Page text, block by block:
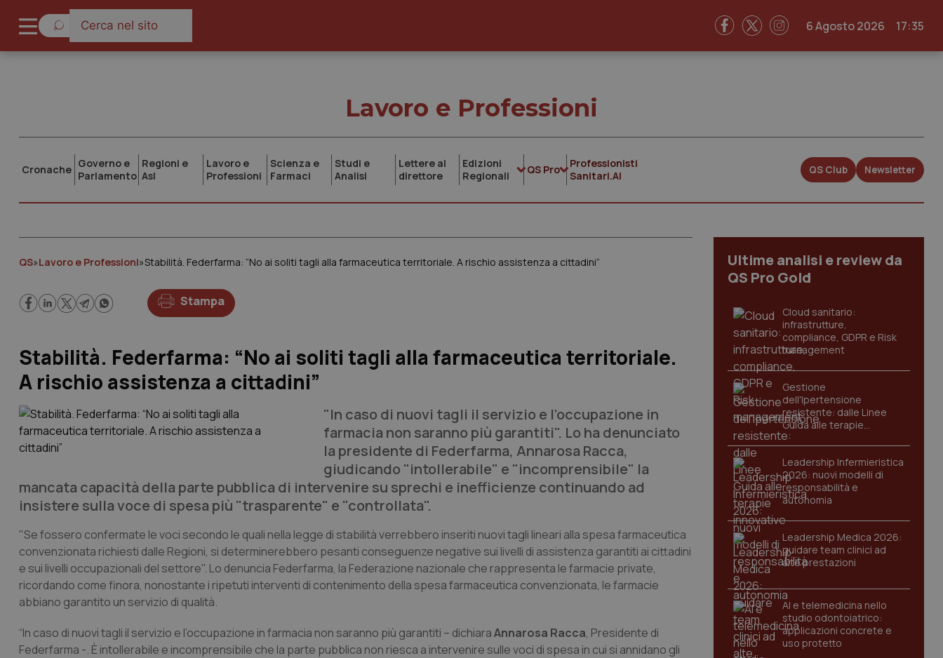
6 Agosto 2026 17:35
Lavoro e Professioni
Cronache Governo e
Parlamento
Regioni e
Asl
Lavoro e
Professioni
Scienza e
Farmaci
Studi e
Analisi
Lettere al
direttore
Edizioni
Regionali
QS Pro
Professionisti
Sanitari.AI
QS Club Newsletter
QS»Lavoro e Professioni»Stabilità. Federfarma: “No ai soliti tagli alla farmaceutica territoriale. A rischio assistenza a cittadini”
Stampa
Stabilità. Federfarma: “No ai soliti tagli alla farmaceutica territoriale.
A rischio assistenza a cittadini”
"In caso di nuovi tagli il servizio e l’occupazione in
farmacia non saranno più garantiti". Lo ha denunciato
la presidente di Federfarma, Annarosa Racca,
giudicando "intollerabile" e "incomprensibile" la
mancata capacità della parte pubblica di intervenire su sprechi e inefficienze continuando ad
insistere sulla voce di spesa più "trasparente" e "controllata".
"Se fossero confermate le voci secondo le quali nella legge di stabilità verrebbero inseriti nuovi tagli lineari alla spesa farmaceutica
convenzionata richiesti dalle Regioni, si determinerebbero pesanti conseguenze negative sui livelli di assistenza garantiti ai cittadini
e sui livelli occupazionali del settore". Lo denuncia Federfarma, la Federazione nazionale che rappresenta le farmacie private,
ricordando come finora, nonostante i ripetuti interventi di contenimento della spesa farmaceutica convenzionata, le farmacie
abbiano garantito un servizio di qualità.
“In caso di nuovi tagli il servizio e l’occupazione in farmacia non saranno più garantiti – dichiaraAnnarosa Racca, Presidente di
Federfarma -. È intollerabile e incomprensibile che la parte pubblica non riesca a intervenire sulle voci di spesa in cui si annidano gli
Ultime analisi e review da
QS Pro Gold
Cloud sanitario:
infrastrutture,
compliance, GDPR e Risk
management
Gestione
dell'Ipertensione
resistente: dalle Linee
Guida alle terapie
innovative
Leadership Infermieristica
2026: nuovi modelli di
responsabilità e
autonomia
Leadership Medica 2026:
guidare team clinici ad
alte prestazioni
AI e telemedicina nello
studio odontoiatrico:
applicazioni concrete e
uso protetto